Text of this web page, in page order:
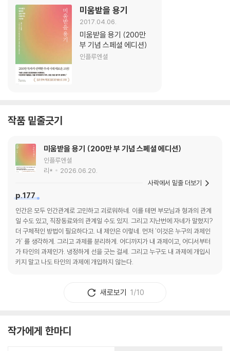
미움받을 용기
2017.04.06.
미움받을 용기 (200만
부 기념 스페셜 에디션)
인플루엔셜
작품 밑줄긋기
미움받을 용기 (200만 부 기념 스페셜 에디션)
인플루엔셜
리*
2026.06.20.
p.177
인간은 모두 인간관계로 고민하고 괴로워하네. 이를 테면 부모님과 형과의 관계
일 수도 있고, 직장동료와의 관계일 수도 있지. 그리고 지난번에 자네가 말했지?
더 구체적인 방법이 필요하다고. 내 제안은 이렇네. 먼저 '이것은 누구의 과제인
가' 를 생각하게. 그리고 과제를 분리하게. 어디까지가 내 과제이고, 어디서부터
가 타인의 과제인가. 냉정하게 선을 긋는 걸세. 그리고 누구도 내 과제에 개입시
키지 말고 나도 타인의 과제에 개입하지 않는다.
사락에서 밑줄 더보기
새로보기 1/10
작가에게 한마디